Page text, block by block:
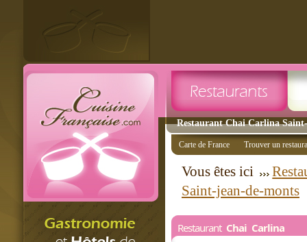
Restaurant Chai Carlina
Carte de France Trouver un
Vous êtes ici
Saint-jean-de-monts
Restaurant Chai Carlina